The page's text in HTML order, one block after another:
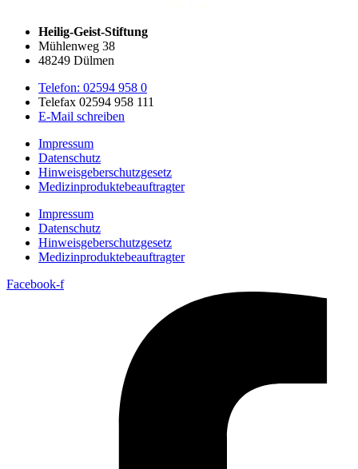
Heilig-Geist-Stiftung
Mühlenweg 38
48249 Dülmen
Telefon: 02594 958 0
Telefax 02594 958 111
E-Mail schreiben
Impressum
Datenschutz
Hinweisgeberschutzgesetz
Medizin­produkte­beauftragter
Impressum
Datenschutz
Hinweisgeberschutzgesetz
Medizin­produkte­beauftragter
Facebook-f